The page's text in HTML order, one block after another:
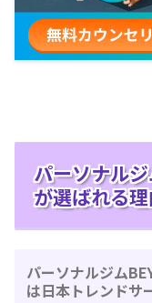
パーソナルジ
が選ばれる
パーソナルジム
は⽇本トレンドサ